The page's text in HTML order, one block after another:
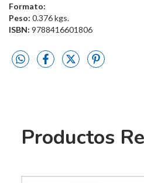
Formato:
Peso: 0.376 kgs.
ISBN: 9788416601806
Productos